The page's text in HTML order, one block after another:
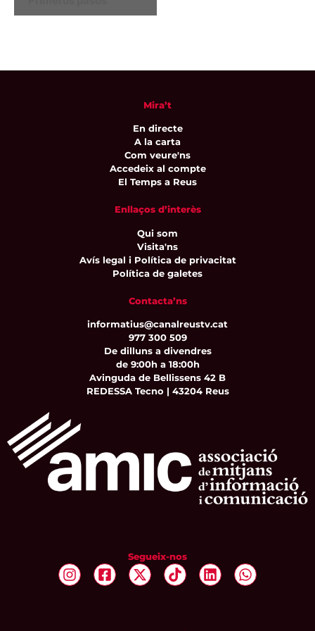
Mira’t
En directe
A la carta
Com veure'ns
Accedeix al compte
El Temps a Reus
Enllaços d’interès
Qui som
Visita'ns
Avís legal i Política de privacitat
Política de galetes
Contacta’ns
informatius@canalreustv.cat
977 300 509
De dilluns a divendres
de 9:00h a 18:00h
Avinguda de Bellissens 42 B
REDESSA Tecno | 43204 Reus
Segueix-nos